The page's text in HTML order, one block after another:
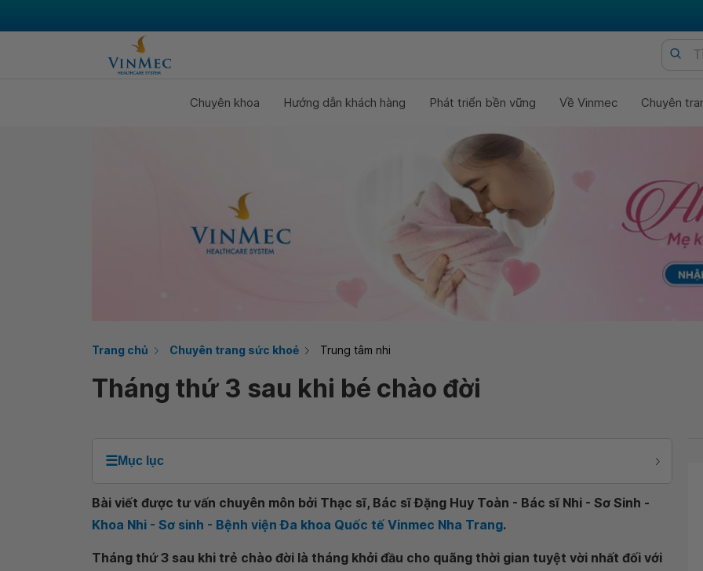
Chuyên khoa Hướng dẫn khách hàng Phát triển bền vững Về Vinmec Chuyên
Trang chủ Chuyên trang sức khoẻ Trung tâm nhi
Tháng thứ 3 sau khi bé chào đời
☰Mục lục
Bài viết được tư vấn chuyên môn bởi Thạc sĩ, Bác sĩ Đặng Huy Toàn - Bác sĩ Nhi - Sơ Sinh -
Khoa Nhi - Sơ sinh - Bệnh viện Đa khoa Quốc tế Vinmec Nha Trang.
Tháng thứ 3 sau khi trẻ chào đời là tháng khởi đầu cho quãng thời gian tuyệt vời nhất đối với